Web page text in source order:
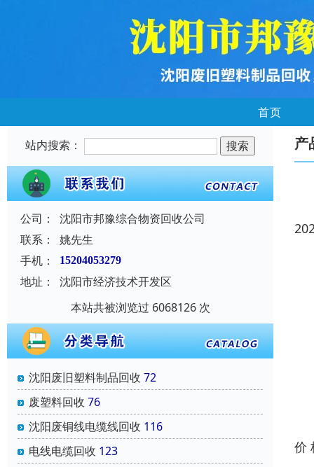
首页
站内搜索：
公司：
沈阳市邦豫综合物资回收公司
联系：
姚先生
手机：
15204053279
地址：
沈阳市经济技术开发区
本站共被浏览过 6068126 次
沈阳废旧塑料制品回收 72
废塑料回收 76
沈阳废铜线电缆线回收 116
电线电缆回收 123
产
价